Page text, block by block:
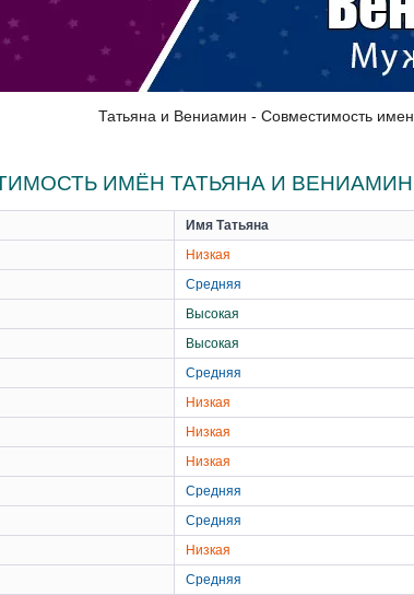
Татьяна и Вениамин - Совместимость имен
ИМЁН ТАТЬЯНА И ВЕНИАМИН
Имя Татьяна
Низкая
Средняя
Высокая
Высокая
Средняя
Низкая
Низкая
Низкая
Средняя
Средняя
Низкая
Средняя